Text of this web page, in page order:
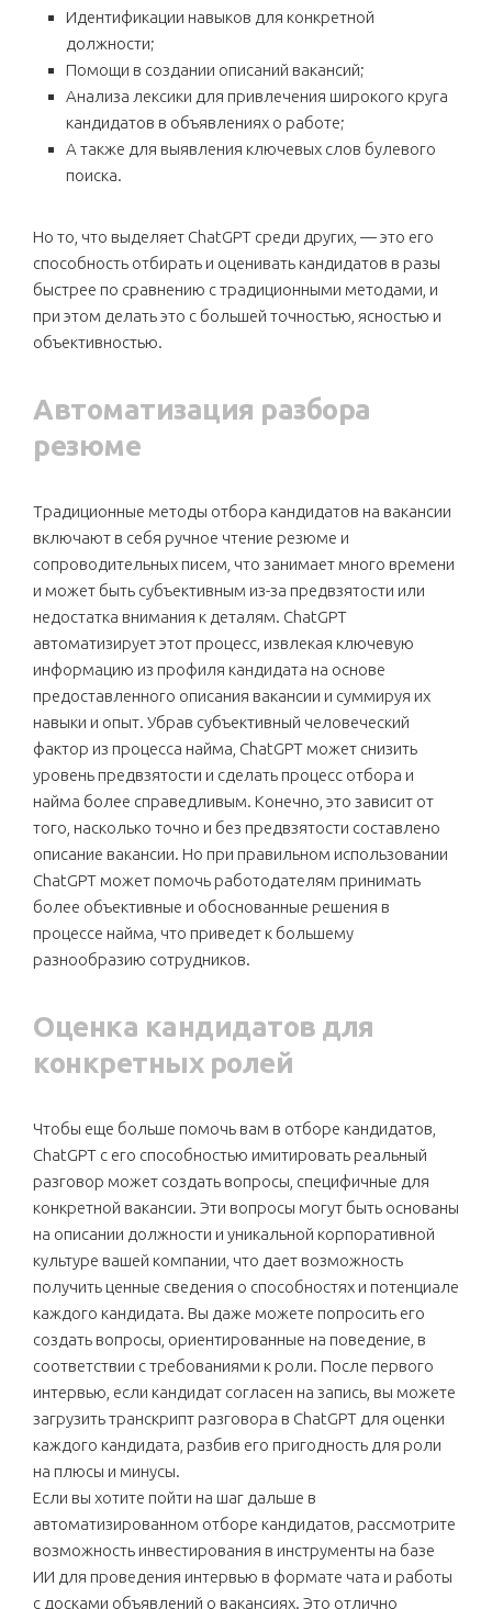
Идентификации навыков для конкретной
должности;
Помощи в создании описаний вакансий;
Анализа лексики для привлечения широкого круга
кандидатов в объявлениях о работе;
А также для выявления ключевых слов булевого
поиска.
Но то, что выделяет ChatGPT среди других, — это его
способность отбирать и оценивать кандидатов в разы
быстрее по сравнению с традиционными методами, и
при этом делать это с большей точностью, ясностью и
объективностью.
Автоматизация разбора
резюме
Традиционные методы отбора кандидатов на вакансии
включают в себя ручное чтение резюме и
сопроводительных писем, что занимает много времени
и может быть субъективным из-за предвзятости или
недостатка внимания к деталям. ChatGPT
автоматизирует этот процесс, извлекая ключевую
информацию из профиля кандидата на основе
предоставленного описания вакансии и суммируя их
навыки и опыт. Убрав субъективный человеческий
фактор из процесса найма, ChatGPT может снизить
уровень предвзятости и сделать процесс отбора и
найма более справедливым. Конечно, это зависит от
того, насколько точно и без предвзятости составлено
описание вакансии. Но при правильном использовании
ChatGPT может помочь работодателям принимать
более объективные и обоснованные решения в
процессе найма, что приведет к большему
разнообразию сотрудников.
Оценка кандидатов для
конкретных ролей
Чтобы еще больше помочь вам в отборе кандидатов,
ChatGPT с его способностью имитировать реальный
разговор может создать вопросы, специфичные для
конкретной вакансии. Эти вопросы могут быть основаны
на описании должности и уникальной корпоративной
культуре вашей компании, что дает возможность
получить ценные сведения о способностях и потенциале
каждого кандидата. Вы даже можете попросить его
создать вопросы, ориентированные на поведение, в
соответствии с требованиями к роли. После первого
интервью, если кандидат согласен на запись, вы можете
загрузить транскрипт разговора в ChatGPT для оценки
каждого кандидата, разбив его пригодность для роли
на плюсы и минусы.
Если вы хотите пойти на шаг дальше в
автоматизированном отборе кандидатов, рассмотрите
возможность инвестирования в инструменты на базе
ИИ для проведения интервью в формате чата и работы
с досками объявлений о вакансиях. Это отлично